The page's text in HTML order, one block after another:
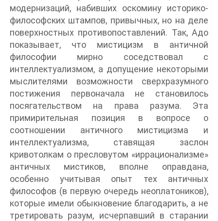
модернизаций, набивших оскомину историко-
философских штампов, привычных, но на деле
поверхностных противопоставлений. Так, Адо
показывает, что мистицизм в античной
философии мирно соседствовал с
интеллектуализмом, а допущение некоторыми
мыслителями возможности сверхразумного
постижения первоначала не становилось
посягательством на права разума. Эта
примирительная позиция в вопросе о
соотношении античного мистицизма и
интеллектуализма, ставящая заслон
кривотолкам о пресловутом «иррационализме»
античных мистиков, вполне оправдана,
особенно учитывая опыт тех античных
философов (в первую очередь неоплатоников),
которые имели обыкновение благодарить, а не
третировать разум, исчерпавший в старании